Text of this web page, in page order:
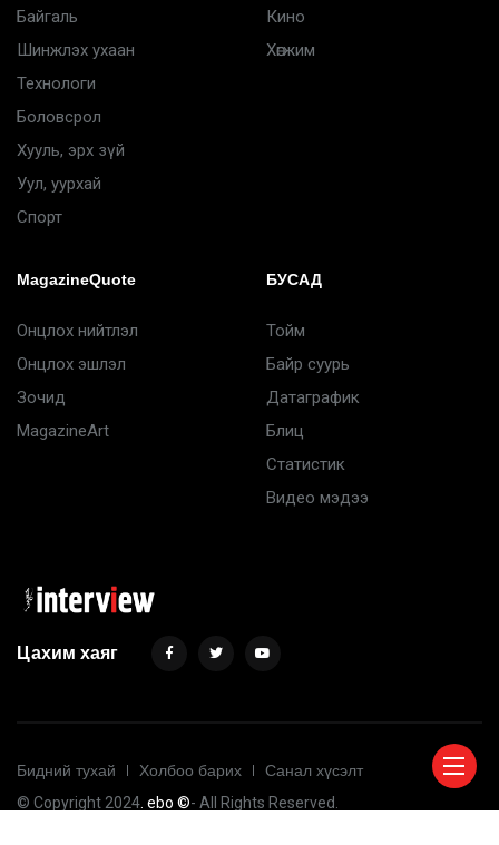
Байгаль
Шинжлэх ухаан
Технологи
Боловсрол
Хууль, эрх зүй
Уул, уурхай
Спорт
Кино
Хөгжим
MagazineQuote
Онцлох нийтлэл
Онцлох эшлэл
Зочид
MagazineArt
БУСАД
Тойм
Байр суурь
Датаграфик
Блиц
Статистик
Видео мэдээ
Цахим хаяг
Бидний тухай Холбоо барих
Санал хүсэлт
© Copyright 2024. ebo ©- All Rights Reserved.